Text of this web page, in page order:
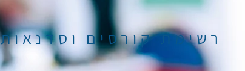
רשימת קורסים וסדנאות